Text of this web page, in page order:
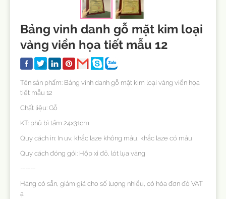
Bảng vinh danh gỗ mặt kim loại
vàng viền họa tiết mẫu 12
Tên sản phẩm: Bảng vinh danh gỗ mặt kim loại vàng viền họa
tiết mẫu 12
Chất liệu: Gỗ
KT: phủ bì tầm 24x31cm
Quy cách in: In uv, khắc laze không màu, khắc laze có màu
Quy cách đóng gói: Hộp xi đỏ, lót lụa vàng
------
Hàng có sẵn, giảm giá cho số lượng nhiều, có hóa đơn đỏ VAT
ạ